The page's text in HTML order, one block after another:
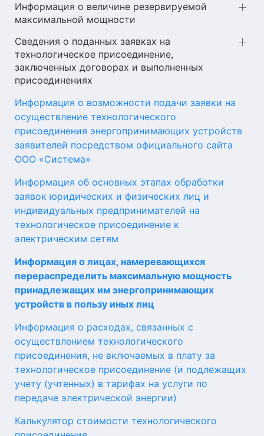
Информация о величине резервируемой
максимальной мощности
Сведения о поданных заявках на
технологическое присоединение,
заключенных договорах и выполненных
присоединениях
Информация о возможности подачи заявки на
осуществление технологического
присоединения энергопринимающих устройств
заявителей посредством официального сайта
ООО «Система»
Информация об основных этапах обработки
заявок юридических и физических лиц и
индивидуальных предпринимателей на
технологическое присоединение к
электрическим сетям
Информация о лицах, намеревающихся
перераспределить максимальную мощность
принадлежащих им энергопринимающих
устройств в пользу иных лиц
Информация о расходах, связанных с
осуществлением технологического
присоединения, не включаемых в плату за
технологическое присоединение (и подлежащих
учету (учтенных) в тарифах на услуги по
передаче электрической энергии)
Калькулятор стоимости технологического